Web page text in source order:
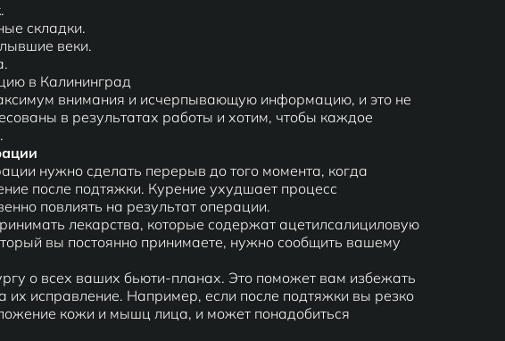
складки.
веки.
в Калининград
внимания и исчерпывающую информацию, и это не
в результатах работы и хотим, чтобы каждое
нужно сделать перерыв до того момента, когда
после подтяжки. Курение ухудшает процесс
повлиять на результат операции.
лекарства, которые содержат ацетилсалициловую
вы постоянно принимаете, нужно сообщить вашему
о всех ваших бьюти-планах. Это поможет вам избежать
исправление. Например, если после подтяжки вы резко
кожи и мышц лица, и может понадобиться